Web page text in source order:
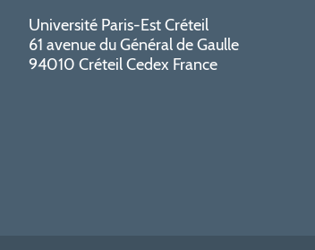
Université Paris-Est Créteil
61 avenue du Général de Gaulle
94010 Créteil Cedex France